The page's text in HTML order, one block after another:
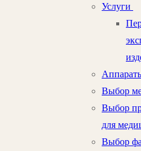
Услуги
Выбор
Выбор
для
Выбор